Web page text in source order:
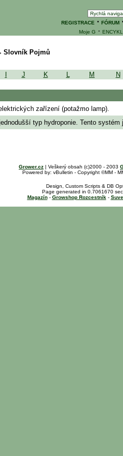
REGISTRACE · FÓRUM·
Moje G ·
Slovník Pojmů
J K L M N
zařízení (potažmo lamp).
typ hydroponie. Tento
Grower.cz | Veškerý obsah (c)2000 - 2003
Powered by: vBulletin - Copyright ©MM -
Design, Custom Scripts & DB
Page generated in 0.7061670
Magazín- Growshop Rozcestník-